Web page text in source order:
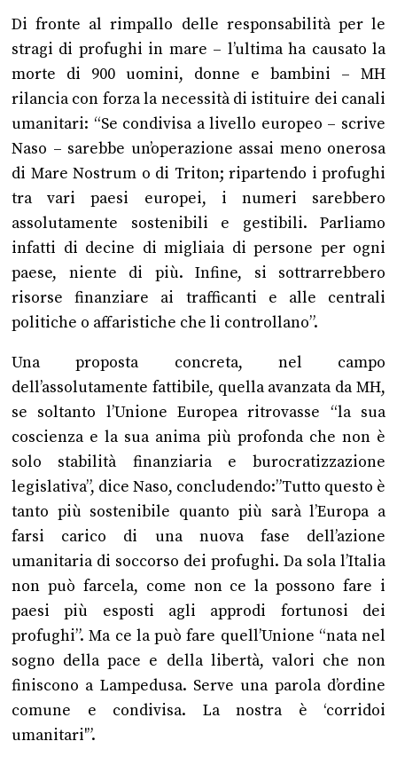
Di fronte al rimpallo delle responsabilità per le
stragi di profughi in mare – l’ultima ha causato la
morte di 900 uomini, donne e bambini – MH
rilancia con forza la necessità di istituire dei canali
umanitari: “Se condivisa a livello europeo – scrive
Naso – sarebbe un’operazione assai meno onerosa
di Mare Nostrum o di Triton; ripartendo i profughi
tra vari paesi europei, i numeri sarebbero
assolutamente sostenibili e gestibili. Parliamo
infatti di decine di migliaia di persone per ogni
paese, niente di più. Infine, si sottrarrebbero
risorse finanziare ai trafficanti e alle centrali
politiche o affaristiche che li controllano”.
Una proposta concreta, nel campo
dell’assolutamente fattibile, quella avanzata da MH,
se soltanto l’Unione Europea ritrovasse “la sua
coscienza e la sua anima più profonda che non è
solo stabilità finanziaria e burocratizzazione
legislativa”, dice Naso, concludendo:”Tutto questo è
tanto più sostenibile quanto più sarà l’Europa a
farsi carico di una nuova fase dell’azione
umanitaria di soccorso dei profughi. Da sola l’Italia
non può farcela, come non ce la possono fare i
paesi più esposti agli approdi fortunosi dei
profughi”. Ma ce la può fare quell’Unione “nata nel
sogno della pace e della libertà, valori che non
finiscono a Lampedusa. Serve una parola d’ordine
comune e condivisa. La nostra è ‘corridoi
umanitari'”.